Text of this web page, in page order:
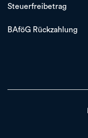
Steuerfreibetrag
BAföG Rückzahlung